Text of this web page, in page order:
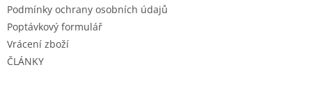
Podmínky ochrany osobních údajů
Poptávkový formulář
Vrácení zboží
ČLÁNKY